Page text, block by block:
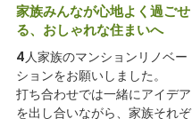
家族みんなが心地よく過ごせ
る、おしゃれな住まいへ
4人家族のマンションリノベー
ションをお願いしました。
打ち合わせでは一緒にアイデア
を出し合いながら、家族それぞ